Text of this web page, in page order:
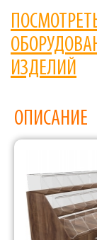
ИЗДЕЛИЙ
ОПИСАНИЕ